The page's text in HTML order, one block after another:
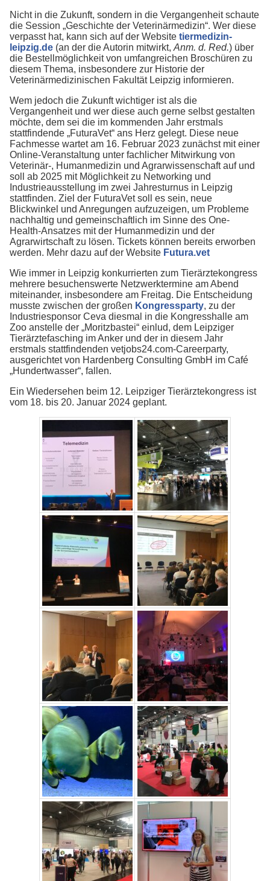
Nicht in die Zukunft, sondern in die Vergangenheit schaute
die Session „Geschichte der Veterinärmedizin“. Wer diese
verpasst hat, kann sich auf der Website tiermedizin-
leipzig.de (an der die Autorin mitwirkt, Anm. d. Red.) über
die Bestellmöglichkeit von umfangreichen Broschüren zu
diesem Thema, insbesondere zur Historie der
Veterinärmedizinischen Fakultät Leipzig informieren.
Wem jedoch die Zukunft wichtiger ist als die
Vergangenheit und wer diese auch gerne selbst gestalten
möchte, dem sei die im kommenden Jahr erstmals
stattfindende „FuturaVet“ ans Herz gelegt. Diese neue
Fachmesse wartet am 16. Februar 2023 zunächst mit einer
Online-Veranstaltung unter fachlicher Mitwirkung von
Veterinär-, Humanmedizin und Agrarwissenschaft auf und
soll ab 2025 mit Möglichkeit zu Networking und
Industrieausstellung im zwei Jahresturnus in Leipzig
stattfinden. Ziel der FuturaVet soll es sein, neue
Blickwinkel und Anregungen aufzuzeigen, um Probleme
nachhaltig und gemeinschaftlich im Sinne des One-
Health-Ansatzes mit der Humanmedizin und der
Agrarwirtschaft zu lösen. Tickets können bereits erworben
werden. Mehr dazu auf der Website Futura.vet
Wie immer in Leipzig konkurrierten zum Tierärztekongress
mehrere besuchenswerte Netzwerktermine am Abend
miteinander, insbesondere am Freitag. Die Entscheidung
musste zwischen der großen Kongressparty, zu der
Industriesponsor Ceva diesmal in die Kongresshalle am
Zoo anstelle der „Moritzbastei“ einlud, dem Leipziger
Tierärztefasching im Anker und der in diesem Jahr
erstmals stattfindenden vetjobs24.com-Careerparty,
ausgerichtet von Hardenberg Consulting GmbH im Café
„Hundertwasser“, fallen.
Ein Wiedersehen beim 12. Leipziger Tierärztekongress ist
vom 18. bis 20. Januar 2024 geplant.